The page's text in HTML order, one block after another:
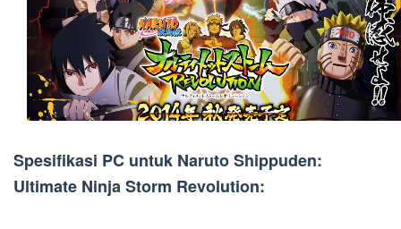
Spesifikasi PC untuk Naruto Shippuden:
Ultimate Ninja Storm Revolution: